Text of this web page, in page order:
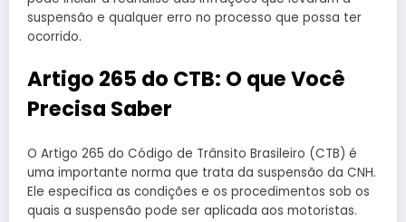
suspensão e qualquer erro no processo que possa ter
ocorrido.
Artigo 265 do CTB: O que Você
Precisa Saber
O Artigo 265 do Código de Trânsito Brasileiro (CTB) é
uma importante norma que trata da suspensão da CNH.
Ele especifica as condições e os procedimentos sob os
quais a suspensão pode ser aplicada aos motoristas.